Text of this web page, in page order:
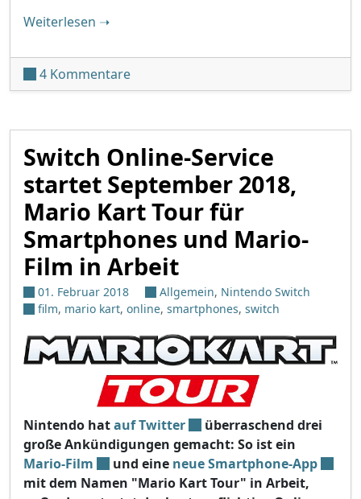
Weiterlesen "Nintendo veröffentlicht neue
➝
4 Kommentarezu Nintendo veröffentlicht neue
Switch Online-Service
startet September 2018,
Mario Kart Tour für
Smartphones und Mario-
Film in Arbeit
01. Februar 2018 Allgemein, Nintendo Switch
film, mario kart, online, smartphones, switch
Nintendo hatauf Twitter
überraschend drei
große Ankündigungen gemacht: So ist ein
Mario-Film
und eine neue Smartphone-App
mit dem Namen "Mario Kart Tour" in Arbeit,